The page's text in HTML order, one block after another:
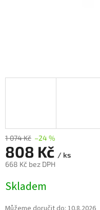
1 074 Kč –24 %
808 Kč / ks
668 Kč bez DPH
cena:
Skladem